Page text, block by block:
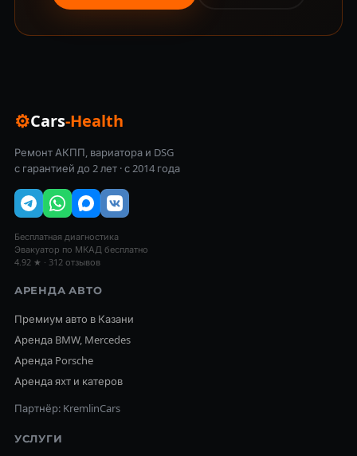
⚙Cars-Health
Ремонт АКПП, вариатора и DSG
с гарантией до 2 лет · с 2014 года
Бесплатная диагностика
Эвакуатор по МКАД бесплатно
4.92 ★ · 312 отзывов
АРЕНДА АВТО
Премиум авто в Казани
Аренда BMW, Mercedes
Аренда Porsche
Аренда яхт и катеров
Партнёр: KremlinCars
УСЛУГИ